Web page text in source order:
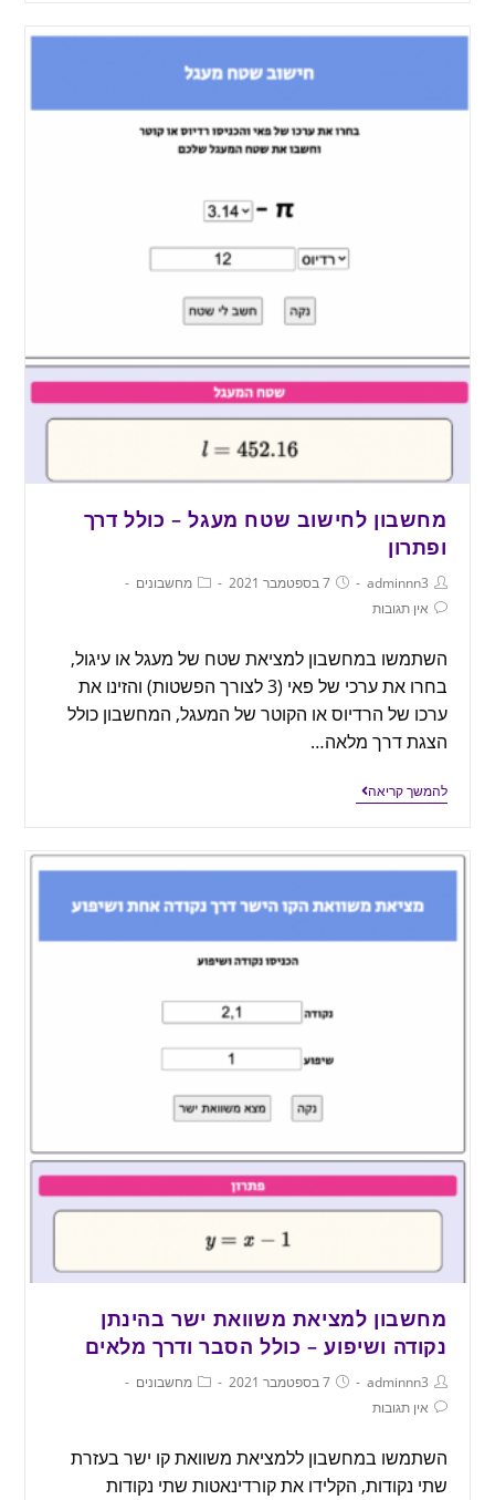
מחשבון לחישוב שטח מעגל – כולל דרך
ופתרון
adminnn3 7 בספטמבר 2021
מחשבונים
אין תגובות
השתמשו במחשבון למציאת שטח של מעגל או עיגול,
בחרו את ערכי של פאי (3 לצורך הפשטות) והזינו את
ערכו של הרדיוס או הקוטר של המעגל, המחשבון כולל
הצגת דרך מלאה…
להמשך קריאה
מחשבון למציאת משוואת ישר בהינתן
נקודה ושיפוע – כולל הסבר ודרך מלאים
adminnn3 7 בספטמבר 2021
מחשבונים
אין תגובות
השתמשו במחשבון ללמציאת משוואת קו ישר בעזרת
שתי נקודות, הקלידו את קורדינאטות שתי נקודות